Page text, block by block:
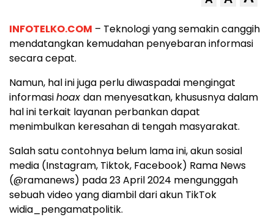
INFOTELKO.COM – Teknologi yang semakin canggih
mendatangkan kemudahan penyebaran informasi
secara cepat.
Namun, hal ini juga perlu diwaspadai mengingat
informasihoax dan menyesatkan, khususnya dalam
hal ini terkait layanan perbankan dapat
menimbulkan keresahan di tengah masyarakat.
Salah satu contohnya belum lama ini, akun sosial
media (Instagram, Tiktok, Facebook) Rama News
(@ramanews) pada 23 April 2024 mengunggah
sebuah video yang diambil dari akun TikTok
widia_pengamatpolitik.